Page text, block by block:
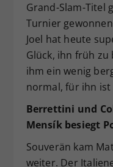
Grand-Slam-Titel
Turnier
Joel hat heute
Glück, ihn früh zu
ihm ein wenig
normal, für ihn ist
Berrettini und
Mensík besiegt
Souverän kam
weiter. Der